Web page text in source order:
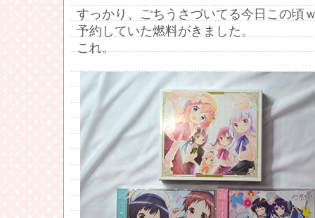
すっかり、ごちうさづいてる今日この頃
予約していた燃料がきました。
これ。